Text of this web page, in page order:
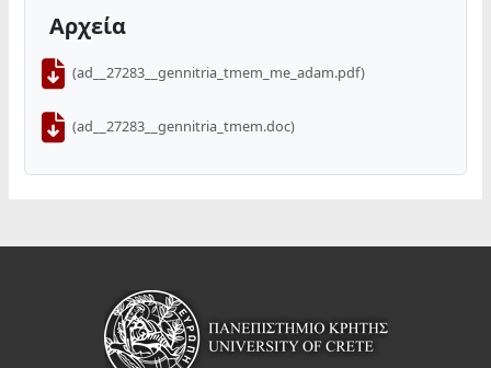
Αρχεία
(ad__27283__gennitria_tmem_me_adam.pdf)
(ad__27283__gennitria_tmem.doc)